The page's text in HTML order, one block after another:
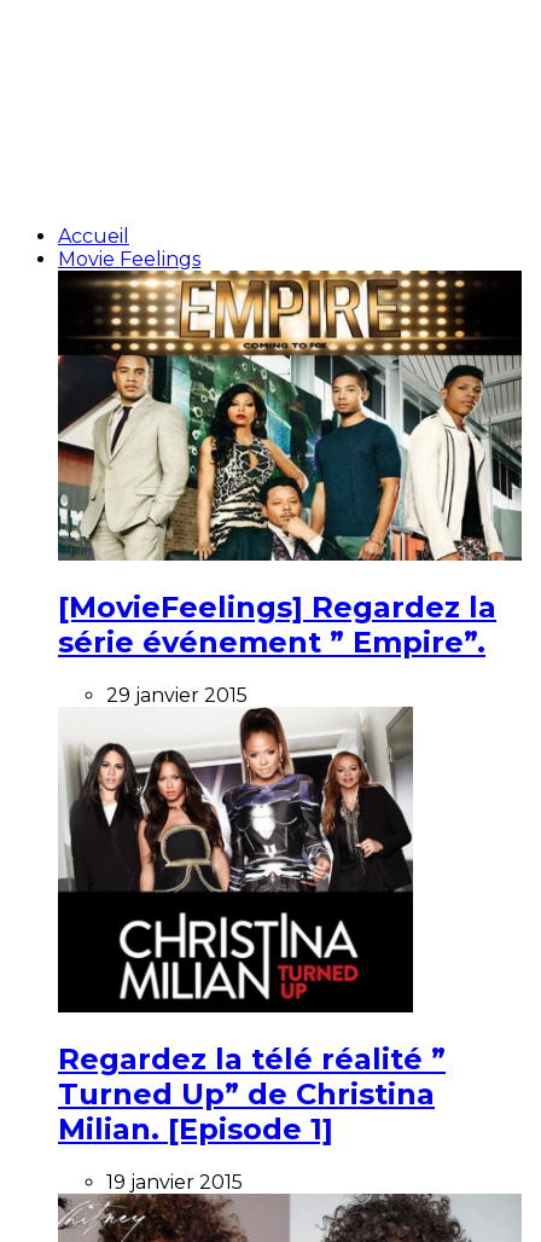
Accueil
Movie Feelings
[MovieFeelings] Regardez la
série événement ” Empire”.
29 janvier 2015
Regardez la télé réalité ”
Turned Up” de Christina
Milian. [Episode 1]
19 janvier 2015